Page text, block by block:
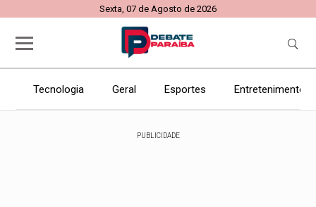
Sexta, 07 de Agosto de 2026
Tecnologia Geral Esportes Entretenimento
PUBLICIDADE